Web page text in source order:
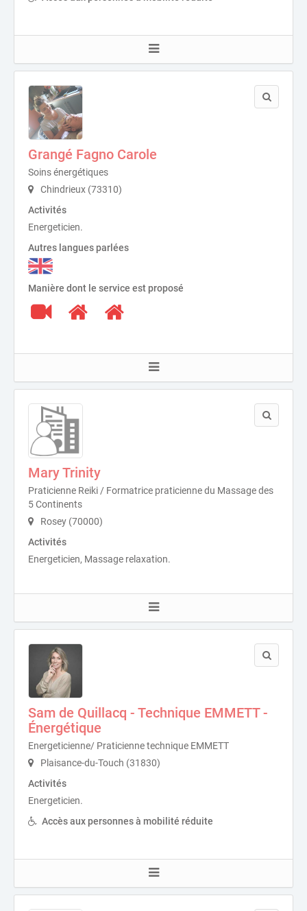
Grangé Fagno Carole
Soins énergétiques
Chindrieux (73310)
Activités
Energeticien.
Autres langues parlées
Manière dont le service est proposé
Mary Trinity
Praticienne Reiki / Formatrice praticienne du Massage des
5 Continents
Rosey (70000)
Activités
Energeticien, Massage relaxation.
Sam de Quillacq - Technique EMMETT -
Énergétique
Energeticienne/ Praticienne technique EMMETT
Plaisance-du-Touch (31830)
Activités
Energeticien.
Accès aux personnes à mobilité réduite